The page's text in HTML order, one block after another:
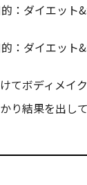
：ダイエット&
：ダイエット&
てボディメイ
り結果を出し